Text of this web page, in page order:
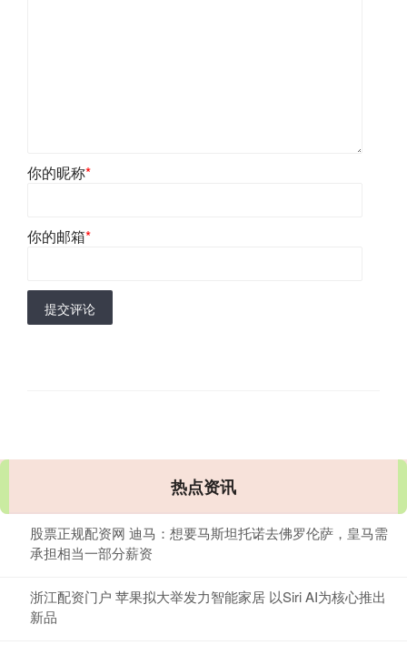
你的昵称*
你的邮箱*
提交评论
热点资讯
股票正规配资网 迪马：想要马斯坦托诺去佛罗伦萨，皇马需
承担相当一部分薪资
浙江配资门户 苹果拟大举发力智能家居 以Siri AI为核心推出
新品